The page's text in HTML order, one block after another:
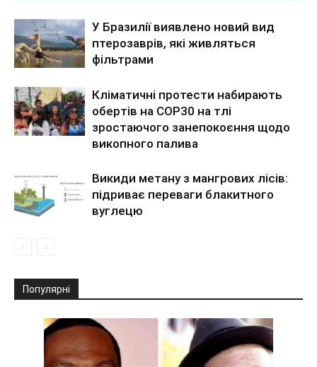
У Бразилії виявлено новий вид
птерозаврів, які живляться
фільтрами
Кліматичні протести набирають
обертів на COP30 на тлі
зростаючого занепокоєння щодо
викопного палива
Викиди метану з мангрових лісів:
підриває переваги блакитного
вуглецю
Популярні